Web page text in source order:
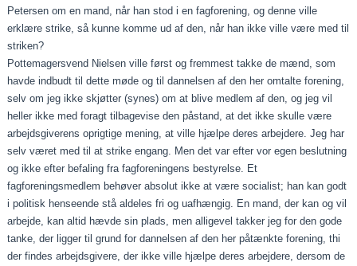
Petersen om en mand, når han stod i en fagfor­ening, og denne ville
erklære strike, så kunne komme ud af den, når han ikke ville være med til
striken?
Pottemagersvend Nielsen ville først og fremmest takke de mænd, som
havde indbudt til dette møde og til dannelsen af den her omtalte forening,
selv om jeg ikke skjøtter (synes) om at blive medlem af den, og jeg vil
heller ikke med foragt til­bagevise den påstand, at det ikke skulle være
arbejdsgiverens oprigtige mening, at ville hjælpe deres arbejdere. Jeg har
selv været med til at strike engang. Men det var efter vor egen beslutning
og ikke efter befaling fra fagforeningens be­styrelse. Et
fagforeningsmedlem behøver absolut ikke at være socialist; han kan godt
i politisk henseende stå aldeles fri og uafhængig. En mand, der kan og vil
arbejde, kan altid hævde sin plads, men alligevel takker jeg for den gode
tan­ke, der ligger til grund for dannelsen af den her påtænkte forening, thi
der findes arbejdsgivere, der ikke ville hjælpe deres arbejdere, dersom de